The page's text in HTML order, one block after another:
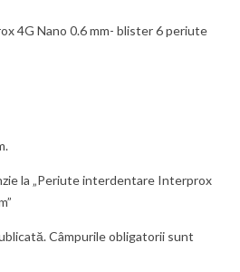
4G Nano 0.6 mm- blister 6 periute
la „Periute interdentare Interprox
Câmpurile obligatorii sunt